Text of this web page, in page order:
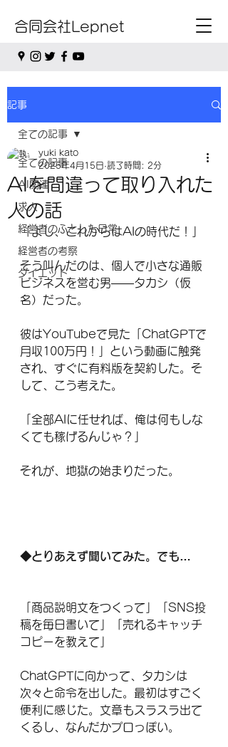
合同会社Lepnet
記事
全ての記事
AI関連
求人
経営者のふとした日常
経営者の考察
ダイエット
全ての記事
AIを間違って取り入れた
人の話
yuki kato
2025年4月15日 読了時間: 2分
「よし、これからはAIの時代だ！」
そう叫んだのは、個人で小さな通販
ビジネスを営む男――タカシ（仮
名）だった。
彼はYouTubeで見た「ChatGPTで
月収100万円！」という動画に触発
され、すぐに有料版を契約した。そ
して、こう考えた。
「全部AIに任せれば、俺は何もしな
くても稼げるんじゃ？」
それが、地獄の始まりだった。
◆とりあえず聞いてみた。でも…
「商品説明文をつくって」「SNS投
稿を毎日書いて」「売れるキャッチ
コピーを教えて」
ChatGPTに向かって、タカシは
次々と命令を出した。最初はすごく
便利に感じた。文章もスラスラ出て
くるし、なんだかプロっぽい。